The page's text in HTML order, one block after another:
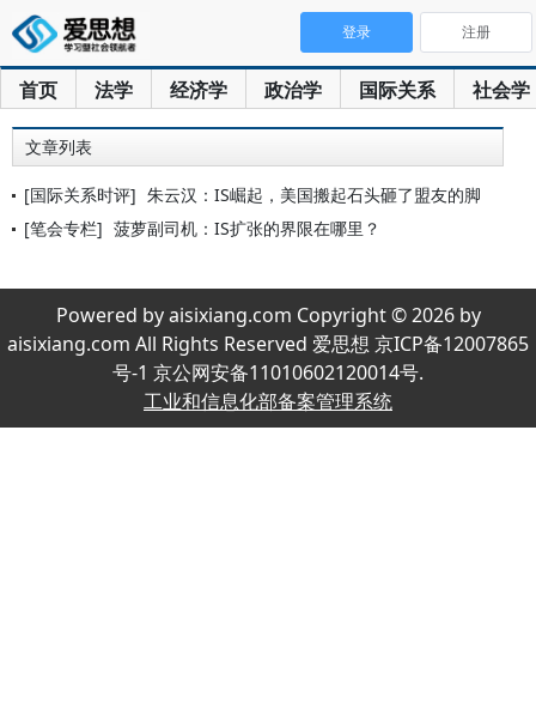
首页 法学 经济学 政治学 国际关系 社会学
登录 注册
文章列表
[国际关系时评] 朱云汉：IS崛起，美国搬起石头砸了盟友的脚
[笔会专栏] 菠萝副司机：IS扩张的界限在哪里？
Powered by aisixiang.com Copyright © 2026 by
aisixiang.com All Rights Reserved 爱思想 京ICP备12007865
号-1 京公网安备11010602120014号.
工业和信息化部备案管理系统